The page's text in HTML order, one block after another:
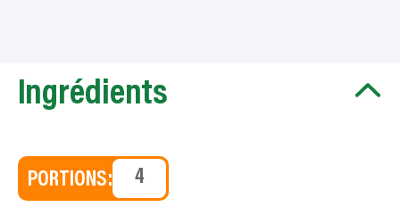
Ingrédients
PORTIONS: